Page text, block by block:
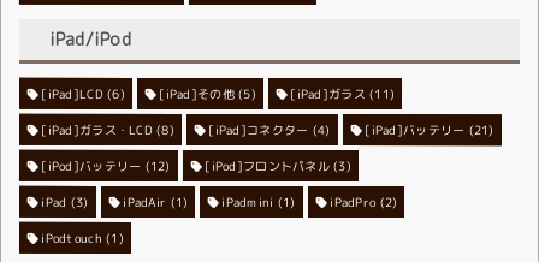
iPad/iPod
[iPad]LCD(6) [iPad]その他 (5) [iPad]ガラス (11)
[iPad]ガラス・LCD(8) [iPad]コネクター (4) [iPad]バッテリー (21)
[iPod]バッテリー (12) [iPod]フロントパネル(3)
iPad (3) iPadAir (1) iPadmini (1) iPadPro(2)
iPodtouch (1)